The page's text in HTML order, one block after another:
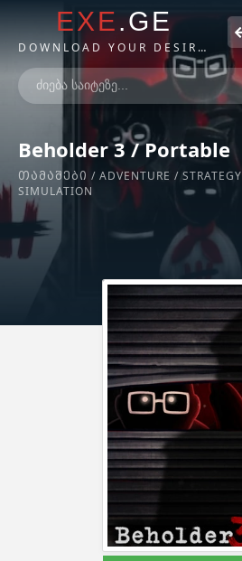
EXE.GE
DOWNLOAD YOUR DESIRED FILES
Beholder 3 / Portable
ᲗᲐᲛᲐᲨᲔᲑᲘ / ADVENTURE / STRATEGY
SIMULATION